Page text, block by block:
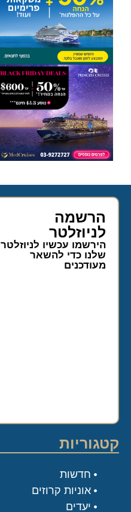
הרשמה
לניוזלטר​
הירשמו עכשיו לניוזלטר
שלנו כדי להשאר
מעודכנים
קטגוריות
חדשות
אוניות קרוזים
יעדים